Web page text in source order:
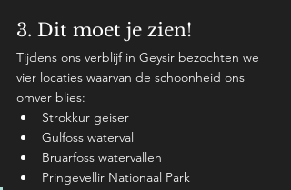
3. Dit moet je zien!
Tijdens ons verblijf in Geysir bezochten we
vier locaties waarvan de schoonheid ons
omver blies:
Strokkur geiser
Gulfoss waterval
Bruarfoss watervallen
Pringevellir Nationaal Park